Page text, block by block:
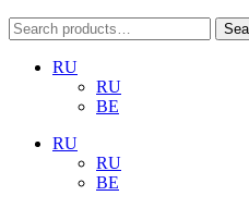
Search
for:
RU
RU
BE
RU
RU
BE